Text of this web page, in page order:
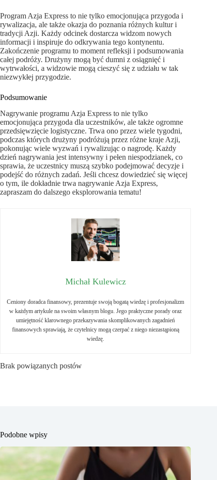
Program Azja Express to nie tylko emocjonująca przygoda i
rywalizacja, ale także okazja do poznania różnych kultur i
tradycji Azji. Każdy odcinek dostarcza widzom nowych
informacji i inspiruje do odkrywania tego kontynentu.
Zakończenie programu to moment refleksji i podsumowania
całej podróży. Drużyny mogą być dumni z osiągnięć i
wytrwałości, a widzowie mogą cieszyć się z udziału w tak
niezwykłej przygodzie.
Podsumowanie
Nagrywanie programu Azja Express to nie tylko
emocjonująca przygoda dla uczestników, ale także ogromne
przedsięwzięcie logistyczne. Trwa ono przez wiele tygodni,
podczas których drużyny podróżują przez różne kraje Azji,
pokonując wiele wyzwań i rywalizując o nagrodę. Każdy
dzień nagrywania jest intensywny i pełen niespodzianek, co
sprawia, że uczestnicy muszą szybko podejmować decyzje i
podejść do różnych zadań. Jeśli chcesz dowiedzieć się więcej
o tym, ile dokładnie trwa nagrywanie Azja Express,
zapraszam do dalszego eksplorowania tematu!
Michał Kulewicz
Ceniony doradca finansowy, prezentuje swoją bogatą wiedzę i profesjonalizm
w każdym artykule na swoim własnym blogu. Jego praktyczne porady oraz
umiejętność klarownego przekazywania skomplikowanych zagadnień
finansowych sprawiają, że czytelnicy mogą czerpać z niego niezastąpioną
wiedzę.
Brak powiązanych postów
Podobne wpisy